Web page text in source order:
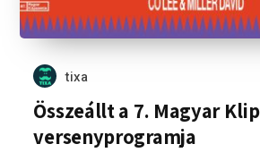
tixa
Összeállt a 7. Magyar
versenyprogramja